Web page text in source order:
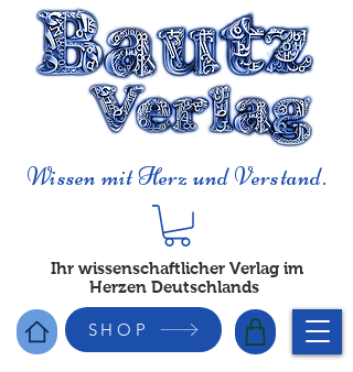
Wissen mit Herz und Verstand.
Ihr wissenschaftlicher Verlag im
Herzen Deutschlands
SHOP